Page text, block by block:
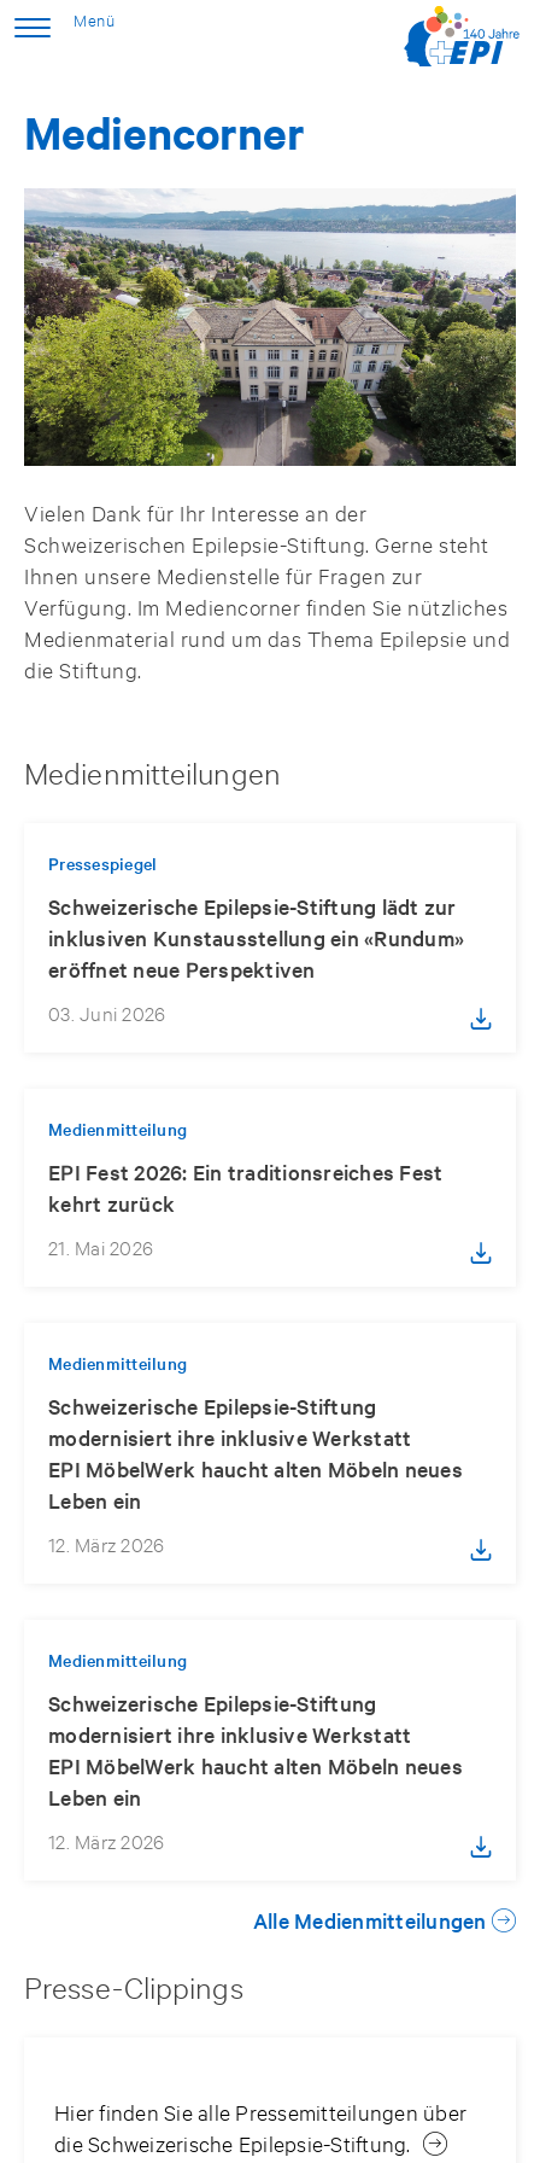
Mediencorner
Vielen Dank für Ihr Interesse an der
Schweizerischen Epilepsie-Stiftung. Gerne steht
Ihnen unsere Medienstelle für Fragen zur
Verfügung. Im Mediencorner finden Sie nützliches
Medienmaterial rund um das Thema Epilepsie und
die Stiftung.
Medienmitteilungen
Pressespiegel
Schweizerische Epilepsie-Stiftung lädt zur
inklusiven Kunstausstellung ein «Rundum»
eröffnet neue Perspektiven
03. Juni 2026
Medienmitteilung
EPI Fest 2026: Ein traditionsreiches Fest
kehrt zurück
21. Mai 2026
Medienmitteilung
Schweizerische Epilepsie-Stiftung
modernisiert ihre inklusive Werkstatt
EPI MöbelWerk haucht alten Möbeln neues
Leben ein
12. März 2026
Medienmitteilung
Schweizerische Epilepsie-Stiftung
modernisiert ihre inklusive Werkstatt
EPI MöbelWerk haucht alten Möbeln neues
Leben ein
12. März 2026
Alle Medienmitteilungen
Presse-Clippings
Hier finden Sie alle Pressemitteilungen über
die Schweizerische Epilepsie-Stiftung.